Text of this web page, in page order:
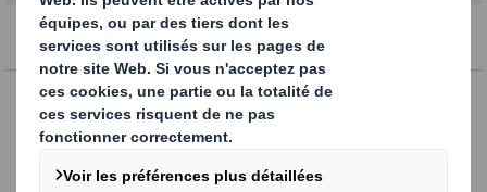
Contactez-nous